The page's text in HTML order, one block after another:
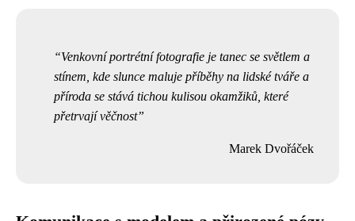
Venkovní portrétní fotografie je tanec se světlem a
stínem, kde slunce maluje příběhy na lidské tváře a
příroda se stává tichou kulisou okamžiků, které
přetrvají věčnost
Marek Dvořáček